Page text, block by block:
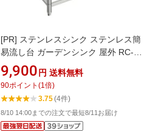
[PR] ステンレスシンク ステンレス簡
易流し台 ガーデンシンク 屋外 RC-
C750 [約幅77x奥行40x高さ80cm]
9,900 円 送料無料
90ポイント (1倍)
3.75(4件)
8/10 14:00までの注文で最短8/11お届け